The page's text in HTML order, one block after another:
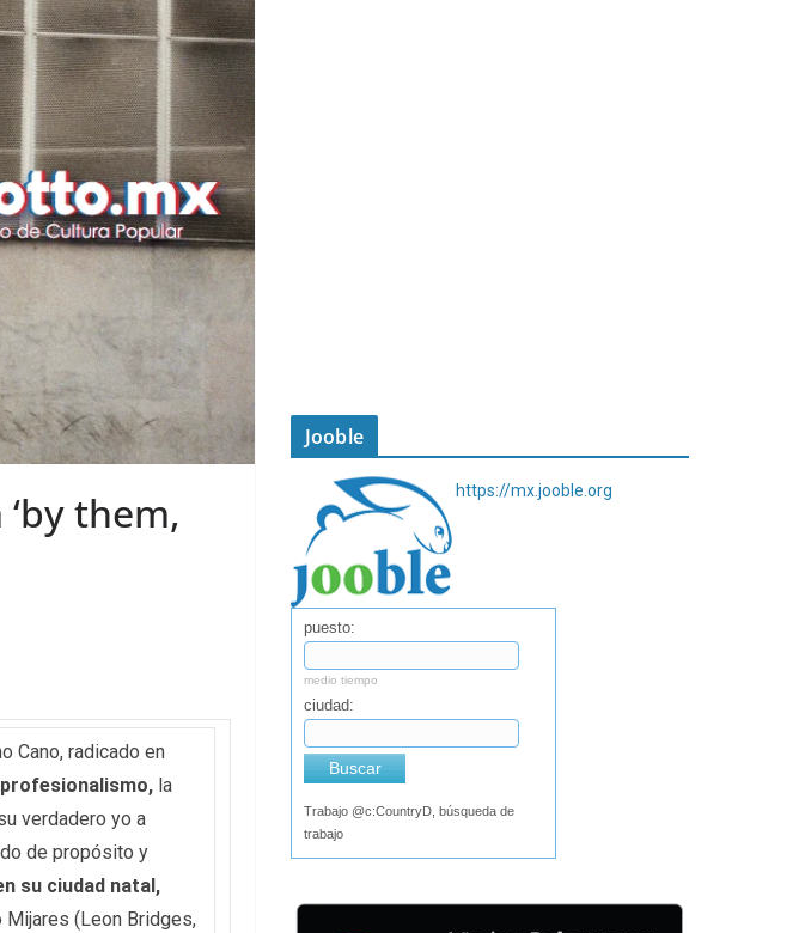
them,
Cano, radicado en
la
verdadero yo a
de propósito y
su ciudad natal,
(Leon Bridges,
Jooble
https://mx.jooble.org
puesto:
medio tiempo
ciudad:
Buscar
Trabajo @c:CountryD, búsqueda de
trabajo